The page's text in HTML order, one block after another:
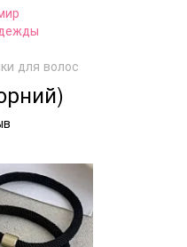
для волос